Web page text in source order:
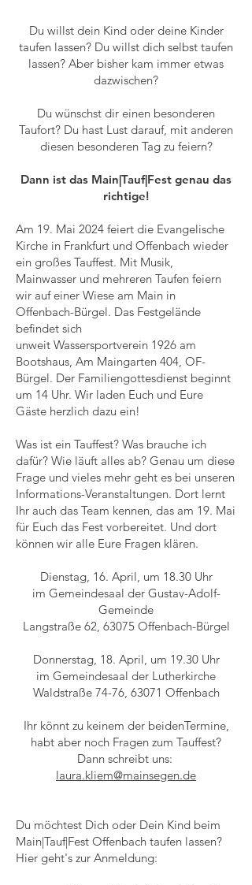
Du willst dein Kind oder deine Kinder
taufen lassen? Du willst dich selbst taufen
lassen? Aber bisher kam immer etwas
dazwischen?
Du wünschst dir einen besonderen
Taufort? Du hast Lust darauf, mit anderen
diesen besonderen Tag zu feiern?
Dann ist das Main|Tauf|Fest genau das
richtige!
Am 19. Mai 2024 feiert die Evangelische
Kirche in Frankfurt und Offenbach wieder
ein großes Tauffest. Mit Musik,
Mainwasser und mehreren Taufen feiern
wir auf einer Wiese am Main in
Offenbach-Bürgel. Das Festgelände
befindet sich
unweit Wassersportverein 1926 am
Bootshaus, Am Maingarten 404, OF-
Bürgel. Der Familiengottesdienst beginnt
um 14 Uhr. Wir laden Euch und Eure
Gäste herzlich dazu ein!
Was ist ein Tauffest? Was brauche ich
dafür? Wie läuft alles ab? Genau um diese
Frage und vieles mehr geht es bei unseren
Informations-Veranstaltungen. Dort lernt
Ihr auch das Team kennen, das am 19. Mai
für Euch das Fest vorbereitet. Und dort
können wir alle Eure Fragen klären.
Dienstag, 16. April, um 18.30 Uhr
im Gemeindesaal der Gustav-Adolf-
Gemeinde
Langstraße 62, 63075 Offenbach-Bürgel
Donnerstag, 18. April, um 19.30 Uhr
im Gemeindesaal der Lutherkirche
Waldstraße 74-76, 63071 Offenbach
Ihr könnt zu keinem der beidenTermine,
habt aber noch Fragen zum Tauffest?
Dann schreibt uns:
laura.kliem@mainsegen.de
Du möchtest Dich oder Dein Kind beim
Main|Tauf|Fest Offenbach taufen lassen?
Hier geht's zur Anmeldung: